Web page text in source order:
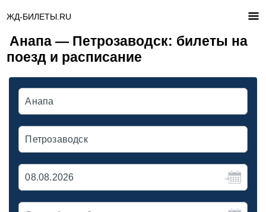
ЖД-БИЛЕТЫ.RU
Анапа — Петрозаводск: билеты на
поезд и расписание